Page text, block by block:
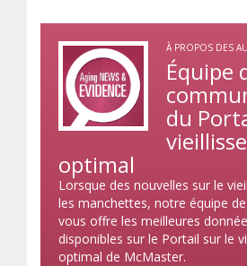
À PROPOS DES
Équipe
du
optimal
Lorsque des nouvelles sur le
les manchettes, notre équipe
vous offre les meilleures
disponibles sur le Portail sur le
optimal de McMaster.